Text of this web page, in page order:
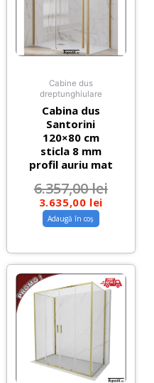
Cabine dus
dreptunghiulare
Cabina dus
Santorini
120×80 cm
sticla 8 mm
profil auriu mat
6.357,00lei
3.635,00 lei
Adaugă în coș